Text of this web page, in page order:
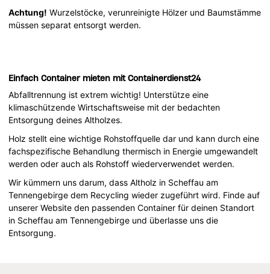
Achtung! Wurzelstöcke, verunreinigte Hölzer und Baumstämme
müssen separat entsorgt werden.
Einfach Container mieten mit Containerdienst24
Abfalltrennung ist extrem wichtig! Unterstütze eine
klimaschützende Wirtschaftsweise mit der bedachten
Entsorgung deines Altholzes.
Holz stellt eine wichtige Rohstoffquelle dar und kann durch eine
fachspezifische Behandlung thermisch in Energie umgewandelt
werden oder auch als Rohstoff wiederverwendet werden.
Wir kümmern uns darum, dass Altholz in Scheffau am
Tennengebirge dem Recycling wieder zugeführt wird. Finde auf
unserer Website den passenden Container für deinen Standort
in Scheffau am Tennengebirge und überlasse uns die
Entsorgung.